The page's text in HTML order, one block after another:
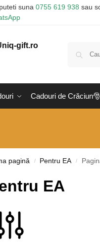
suna 0755 619 938 sau
Cadouri de Crăciun🎅
pagină / Pentru EA /
EA